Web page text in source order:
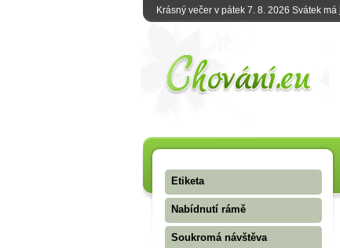
Krásný večer v pátek 7. 8. 2026 Svátek má
Etiketa
Nabídnutí rámě
Soukromá návštěva